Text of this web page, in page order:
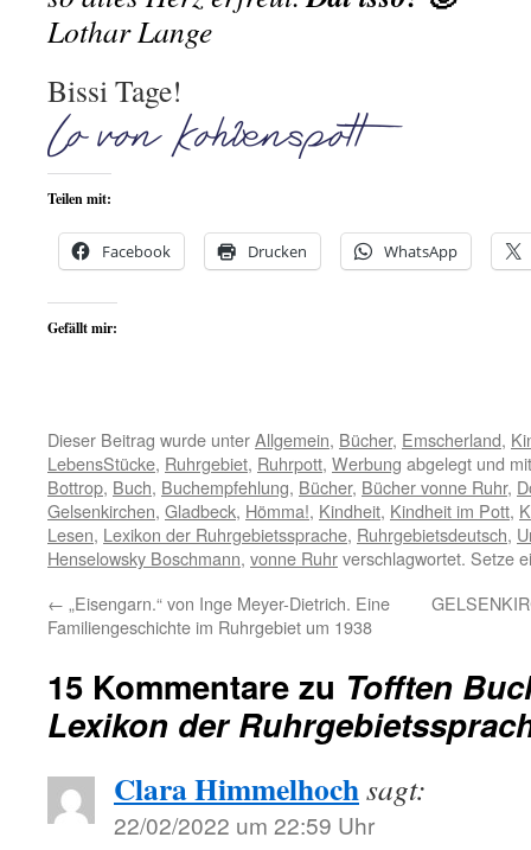
Lothar Lange
Bissi Tage!
Teilen mit:
Facebook Drucken WhatsApp
Gefällt mir:
Dieser Beitrag wurde unterAllgemein, Bücher, Emscherland,
LebensStücke, Ruhrgebiet, Ruhrpott, Werbung abgelegt und
Bottrop, Buch, Buchempfehlung, Bücher, Bücher vonne Ruhr,
Gelsenkirchen, Gladbeck, Hömma!, Kindheit, Kindheit im Pott,
Lesen, Lexikon der Ruhrgebietssprache, Ruhrgebietsdeutsch,
Henselowsky Boschmann, vonne Ruhrverschlagwortet. Setze
← „Eisengarn.“ von Inge Meyer-Dietrich. Eine
Familiengeschichte im Ruhrgebiet um 1938
15 Kommentare zu Tofften
Lexikon der
Clara Himmelhochsagt:
22/02/2022 um 22:59 Uhr